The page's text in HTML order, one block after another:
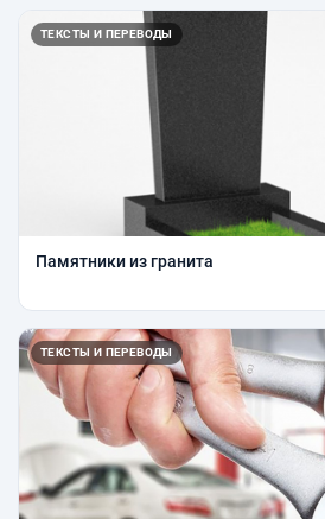
ТЕКСТЫ И ПЕРЕВОДЫ
Памятники из гранита
ТЕКСТЫ И ПЕРЕВОДЫ